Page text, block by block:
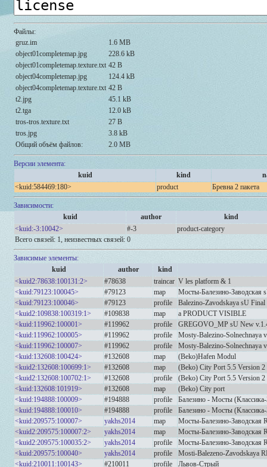
Файлы:
gruz.im
1.6 MB
object01completemap.jpg
228.6 kB
object01completemap.texture.txt 42 B
object04completemap.jpg
124.4 kB
object04completemap.texture.txt 42 B
t2.jpg
45.1 kB
t2.tga
12.0 kB
tros-tros.texture.txt
27 B
tros.jpg
3.8 kB
Общий объём файлов:
2.0 MB
Версии элемента:
kuid
kind
<kuid:584469:180>
product Бревна 2 пакета
Зависимости:
kuid
author
kind
<kuid:-3:10042>
#-3
product-category
Всего связей: 1, неизвестных связей: 0
Зависимые элементы:
kuid
author
kind
<kuid2:78638:100131:2>
#78638 traincar V les platform & 1
<kuid:79123:100045>
#79123 map
Мосты-Балезино-
<kuid:79123:100046>
#79123 profile
Balezino-Zavodskaya sU
<kuid2:109838:100319:1>
#109838 map
a PRODUCT VISIBLE
<kuid:119962:100001>
#119962 profile
GREGOVO_MP sU New
<kuid:119962:100005>
#119962 profile
Mosty-Balezino-Solnechnaya
<kuid:119962:100007>
#119962 profile
Mosty-Balezino-Solnechnaya
<kuid:132608:100424>
#132608 map
(Beko)Hafen Modul
<kuid2:132608:100699:1>
#132608 map
(Beko) City Port 5.5 Version 2
<kuid2:132608:100702:1>
#132608 profile
(Beko) City Port 5.5 Version 2
<kuid:132608:101919>
#132608 map
(Beko) City port
<kuid:194888:100009>
#194888 profile
Балезино - Мосты
<kuid:194888:100010>
#194888 profile
Балезино - Мосты
<kuid:209575:100007>
yakhs2014 map
Мосты-Балезино-
<kuid2:209575:100007:2>
yakhs2014 map
Мосты-Балезино-
<kuid2:209575:100035:2>
yakhs2014 profile
Мосты-Балезино-
<kuid:209575:100040>
yakhs2014 profile
Mosti-Balezeno-Zavodskaya
<kuid:210011:100143>
#210011 profile
Львов-Стрый